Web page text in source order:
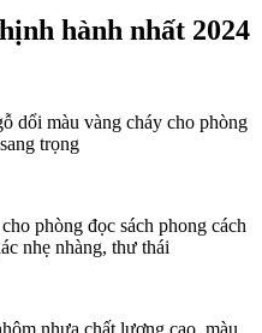
hành nhất 2024
dổi màu vàng cháy cho phòng
trọng
phòng đọc sách phong cách
nhẹ nhàng, thư thái